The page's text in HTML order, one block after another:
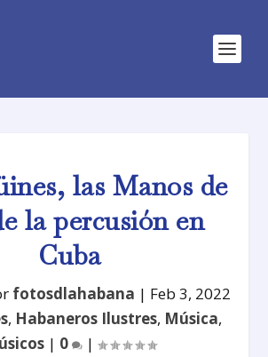
las Manos de
la percusión en
Cuba
fotosdlahabana | Feb 3, 2022
, Habaneros Ilustres, Música,
| 0 |